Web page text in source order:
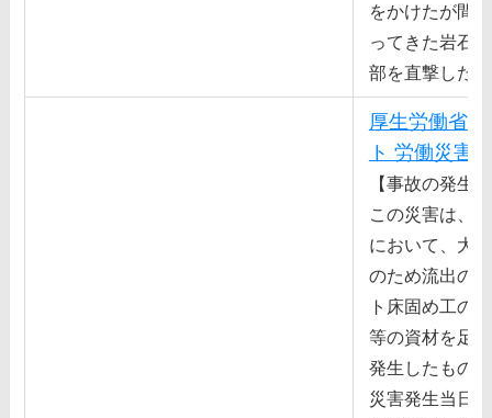
をかけたが間
ってきた岩⽯
部を直撃した。
厚生労働省
ト 労働災害
【事故の発生
この災害は、
において、⼤⾬
のため流出の
ト床固め⼯の
等の資材を⾜
発⽣したもの。
災害発⽣当⽇